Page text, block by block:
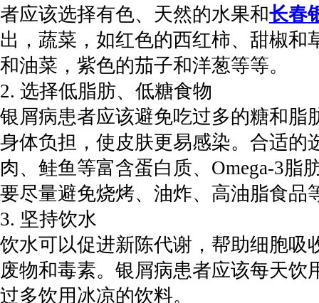
者应该选择有色、天然的水果和长春
出，蔬菜，如红色的西红柿、甜椒和
和油菜，紫色的茄子和洋葱等等。
2. 选择低脂肪、低糖食物
银屑病患者应该避免吃过多的糖和脂
身体负担，使皮肤更易感染。合适的
肉、鲑鱼等富含蛋白质、Omega-3脂
要尽量避免烧烤、油炸、高油脂食品
3. 坚持饮水
饮水可以促进新陈代谢，帮助细胞吸
废物和毒素。银屑病患者应该每天饮
过多饮用冰凉的饮料。